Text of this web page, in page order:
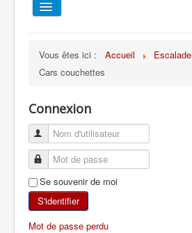
TOUT SUR LE GUMS
ESCALADE
ALPINISME
SKI DE RANDONNÉE
Vous êtes ici : Accueil
Escalade
Cars couchettes
Connexion
Se souvenir de moi
S'identifier
Mot de passe perdu